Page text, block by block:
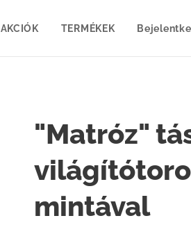
AKCIÓK TERMÉKEK
"Matróz"
mintával